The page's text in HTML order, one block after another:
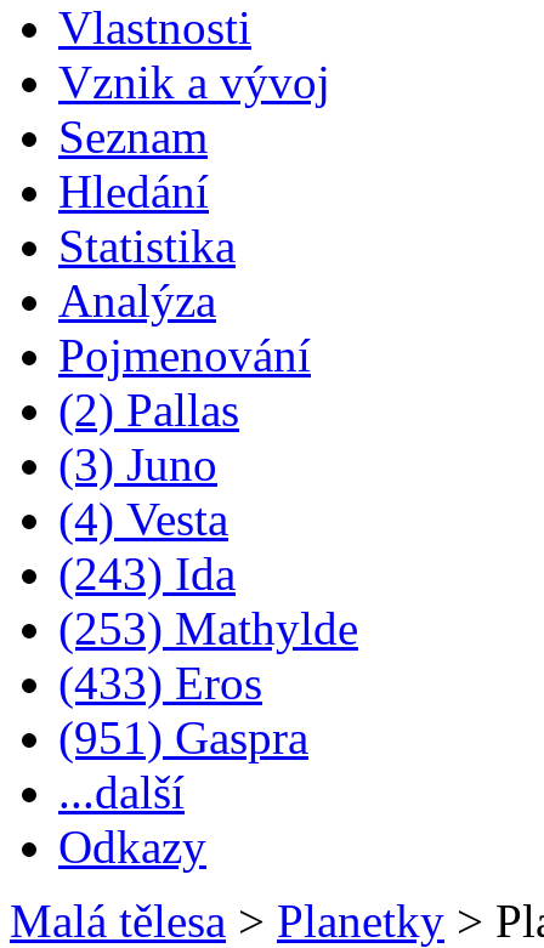
Vlastnosti
Vznik a vývoj
Seznam
Hledání
Statistika
Analýza
Pojmenování
(2) Pallas
(3) Juno
(4) Vesta
(243) Ida
(253) Mathylde
(433) Eros
(951) Gaspra
...další
Odkazy
Malá tělesa > Planetky >